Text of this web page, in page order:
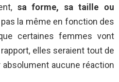
sa forme, sa taille ou
pas la même en fonction des
certaines femmes vont
elles seraient tout de
absolument aucune réaction